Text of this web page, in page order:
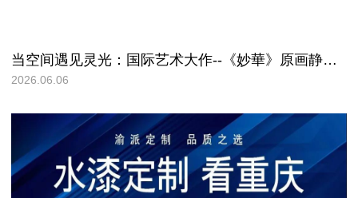
当空间遇见灵光：国际艺术大作--《妙華》原画静驻金致尚品城市会客厅!
2026.06.06